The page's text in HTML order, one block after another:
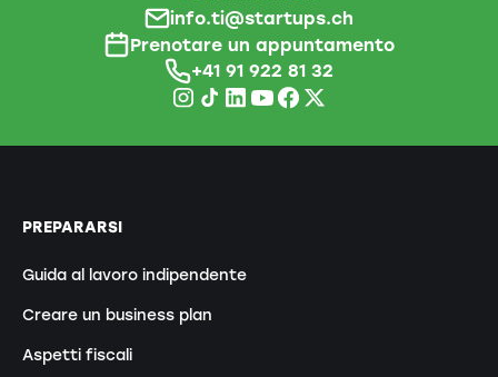
info.ti@startups.ch
Prenotare un appuntamento
+41 91 922 81 32
PREPARARSI
Guida al lavoro indipendente
Creare un business plan
Aspetti fiscali